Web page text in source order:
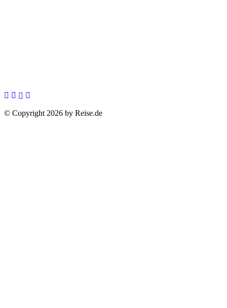
© Copyright 2026 by Reise.de